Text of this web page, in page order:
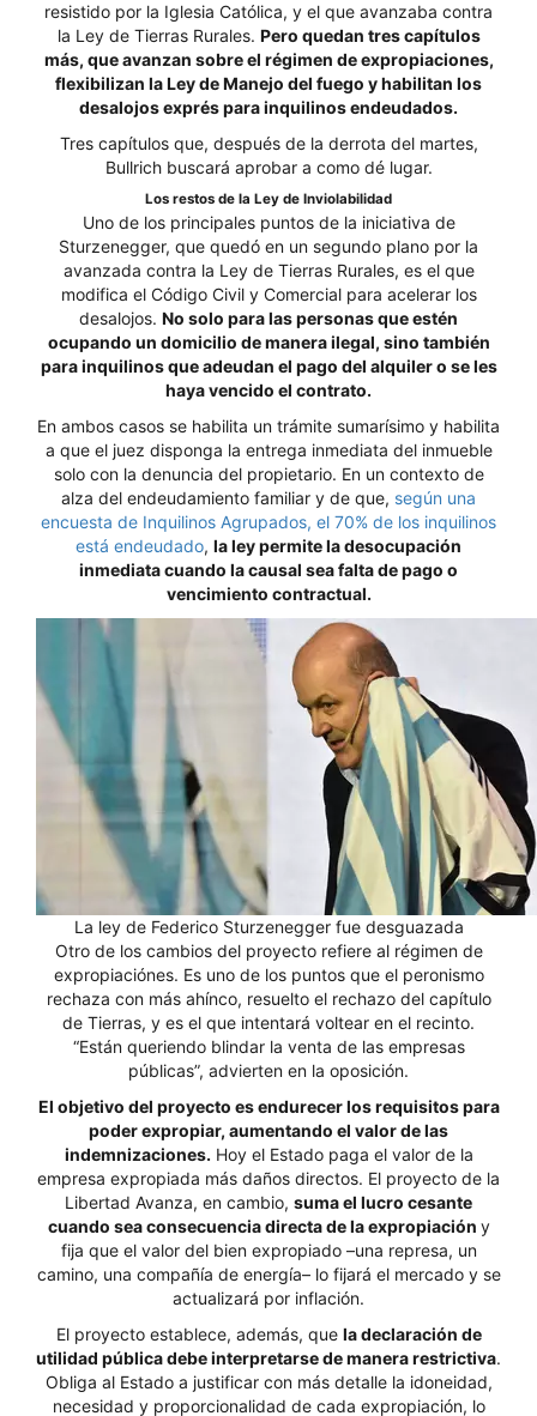
resistido por la Iglesia Católica, y el que avanzaba contra
la Ley de Tierras Rurales. Pero quedan tres capítulos
más, que avanzan sobre el régimen de expropiaciones,
flexibilizan la Ley de Manejo del fuego y habilitan los
desalojos exprés para inquilinos endeudados.
Tres capítulos que, después de la derrota del martes,
Bullrich buscará aprobar a como dé lugar.
Los restos de la Ley de Inviolabilidad
Uno de los principales puntos de la iniciativa de
Sturzenegger, que quedó en un segundo plano por la
avanzada contra la Ley de Tierras Rurales, es el que
modifica el Código Civil y Comercial para acelerar los
desalojos. No solo para las personas que estén
ocupando un domicilio de manera ilegal, sino también
para inquilinos que adeudan el pago del alquiler o se les
haya vencido el contrato.
En ambos casos se habilita un trámite sumarísimo y habilita
a que el juez disponga la entrega inmediata del inmueble
solo con la denuncia del propietario. En un contexto de
alza del endeudamiento familiar y de que, según una
encuesta de Inquilinos Agrupados, el 70% de los inquilinos
está endeudado, la ley permite la desocupación
inmediata cuando la causal sea falta de pago o
vencimiento contractual.
La ley de Federico Sturzenegger fue desguazada
Otro de los cambios del proyecto refiere al régimen de
expropiaciónes. Es uno de los puntos que el peronismo
rechaza con más ahínco, resuelto el rechazo del capítulo
de Tierras, y es el que intentará voltear en el recinto.
“Están queriendo blindar la venta de las empresas
públicas”, advierten en la oposición.
El objetivo del proyecto es endurecer los requisitos para
poder expropiar, aumentando el valor de las
indemnizaciones. Hoy el Estado paga el valor de la
empresa expropiada más daños directos. El proyecto de la
Libertad Avanza, en cambio, suma el lucro cesante
cuando sea consecuencia directa de la expropiación y
fija que el valor del bien expropiado –una represa, un
camino, una compañía de energía– lo fijará el mercado y se
actualizará por inflación.
El proyecto establece, además, que la declaración de
utilidad pública debe interpretarse de manera restrictiva.
Obliga al Estado a justificar con más detalle la idoneidad,
necesidad y proporcionalidad de cada expropiación, lo